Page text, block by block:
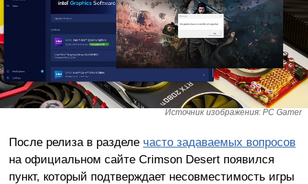
Источник изображения: PC Gamer
После релиза в разделе часто задаваемых вопросов
на официальном сайте Crimson Desert появился
пункт, который подтверждает несовместимость игры